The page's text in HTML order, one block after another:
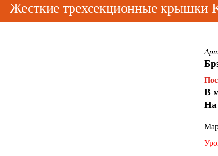
Жесткие трехсекционные крышки
В
На